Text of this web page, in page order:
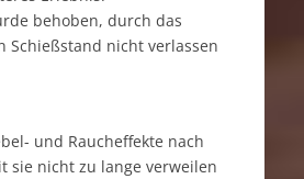
behoben, durch das
Schießstand nicht verlassen
und Raucheffekte nach
sie nicht zu lange verweilen